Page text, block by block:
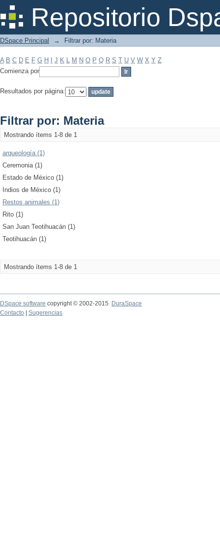
Repositorio
Filtrar por: Materia
DSpace Principal → Filtrar por: Materia
A B C D E F G H J K L M N O P Q R S T U V W X Y Z
Comienza por
Resultados por página:
Filtrar por: Materia
Mostrando ítems 1-8 de 1
arqueología (1)
Ceremonia (1)
Estado de México (1)
Indios de México (1)
Restos animales (1)
Rito (1)
San Juan Teotihuacán (1)
Teotihuacán (1)
Mostrando ítems 1-8 de 1
DSpace software copyright © 2002-2015
DuraSpace
Contacto
Sugerencias